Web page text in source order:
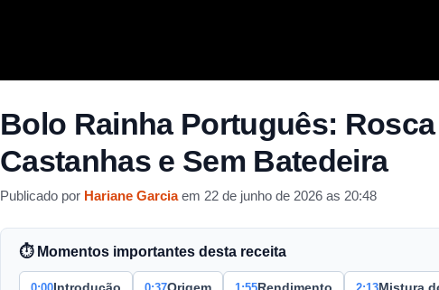
Bolo Rainha Português:
Castanhas e Sem Batedeira
Publicado por Hariane Garciaem 22 de junho de 2026 as 20:48
⏱ Momentos importantes desta receita